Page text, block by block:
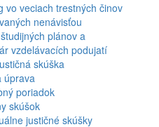
vo veciach trestných činov
nenávisťou
plánov a
vzdelávacích podujatí
skúška
úprava
poriadok
skúšok
justičné skúšky